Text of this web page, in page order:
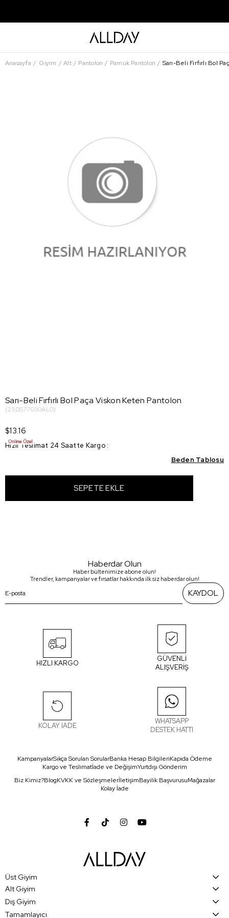
Anasayfa Giyim Alt Pantolon Pamuk Pantolon Sarı-Beli Fırfırlı Bol
Sarı-Beli Fırfırlı Bol Paça Viskon Keten Pantolon
(23DS77030AL0)
$13.16
Hızlı Teslimat 24 Saatte Kargo :
Beden Tablosu
Haberdar Olun
Haber bültenimize abone olun!
Trendler, kampanyalar ve fırsatlar hakkında ilk siz haberdar olun!
KAYDOL
HIZLI KARGO
GÜVENLİ
ALIŞVERİŞ
KOLAY İADE
WHATSAPP
DESTEK HATTI
KampanyalarSıkça Sorulan SorularBanka Hesap BilgileriKapıda Ödeme
Kargo ve Teslimatİade ve DeğişimYurtdışı Gönderim
Biz Kimiz?BlogKVKK ve SözleşmelerİletişimBayilik BaşvurusuMağazalar
Kolay İade
Üst Giyim
Alt Giyim
Dış Giyim
Tamamlayıcı